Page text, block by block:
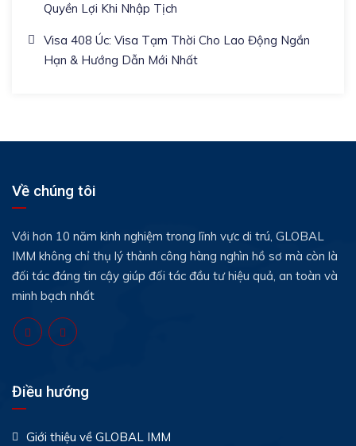
Quyền Lợi Khi Nhập Tịch
Visa 408 Úc: Visa Tạm Thời Cho Lao Động Ngắn
Hạn & Hướng Dẫn Mới Nhất
Về chúng tôi
Với hơn 10 năm kinh nghiệm trong lĩnh vực di trú, GLOBAL
IMM không chỉ thụ lý thành công hàng nghìn hồ sơ mà còn là
đối tác đáng tin cậy giúp đối tác đầu tư hiệu quả, an toàn và
minh bạch nhất
Điều hướng
Giới thiệu về GLOBAL IMM